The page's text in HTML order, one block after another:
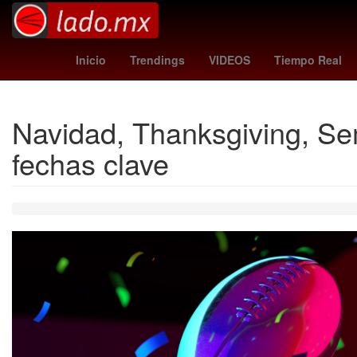
Inicio Trendings VIDEOS Tiempo Real
Chignahuapan Argentina Brasil Puebla de Zaragoza
Navidad, Thanksgiving,
fechas clave